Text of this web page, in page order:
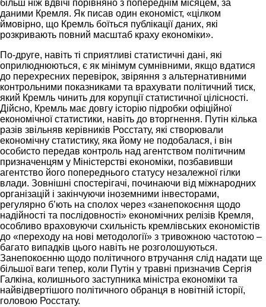
більш ніж вдвічі порівняно з попереднім місяцем, за
даними Кремля. Як писав один економіст, «цілком
ймовірно, що Кремль боїться публікації даних, які
розкривають повний масштаб краху економіки».
По-друге, навіть ті сприятливі статистичні дані, які
оприлюднюються, є як мінімум сумнівними, якщо вдатися
до перехресних перевірок, звіряння з альтернативними
контрольними показниками та врахувати політичний тиск,
який Кремль чинить для корупції статистичної цілісності.
Дійсно, Кремль має довгу історію підробки офіційної
економічної статистики, навіть до вторгнення. Путін кілька
разів звільняв керівників Росстату, які створювали
економічну статистику, яка йому не подобалася, і він
особисто передав контроль над агентством політичним
призначенцям у Міністерстві економіки, позбавивши
агентство його попереднього статусу незалежної гілки
влади. Зовнішні спостерігачі, починаючи від міжнародних
організацій і закінчуючи іноземними інвесторами,
регулярно б’ють на сполох через «занепокоєння щодо
надійності та послідовності» економічних релізів Кремля,
особливо враховуючи схильність кремлівських економістів
до «переходу на нові методології» з тривожною частотою –
багато випадків цього навіть не розголошуються.
Занепокоєнню щодо політичного втручання слід надати ще
більшої ваги тепер, коли Путін у травні призначив Сергія
Галкіна, колишнього заступника міністра економіки та
найвідвертішого політичного обранця в новітній історії,
головою Росстату.